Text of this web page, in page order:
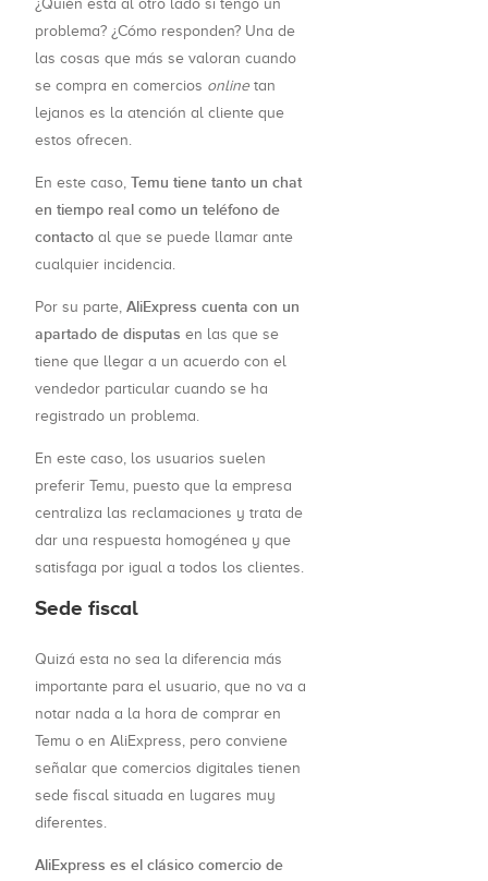
¿Quién está al otro lado si tengo un
problema? ¿Cómo responden? Una de
las cosas que más se valoran cuando
se compra en comercios onlinetan
lejanos es la atención al cliente que
estos ofrecen.
En este caso, Temu tiene tanto un chat
en tiempo real como un teléfono de
contacto al que se puede llamar ante
cualquier incidencia.
Por su parte, AliExpress cuenta con un
apartado de disputas en las que se
tiene que llegar a un acuerdo con el
vendedor particular cuando se ha
registrado un problema.
En este caso, los usuarios suelen
preferir Temu, puesto que la empresa
centraliza las reclamaciones y trata de
dar una respuesta homogénea y que
satisfaga por igual a todos los clientes.
Sede fiscal
Quizá esta no sea la diferencia más
importante para el usuario, que no va a
notar nada a la hora de comprar en
Temu o en AliExpress, pero conviene
señalar que comercios digitales tienen
sede fiscal situada en lugares muy
diferentes.
AliExpress es el clásico comercio de